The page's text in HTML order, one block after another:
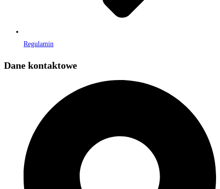
Regulamin
Dane kontaktowe